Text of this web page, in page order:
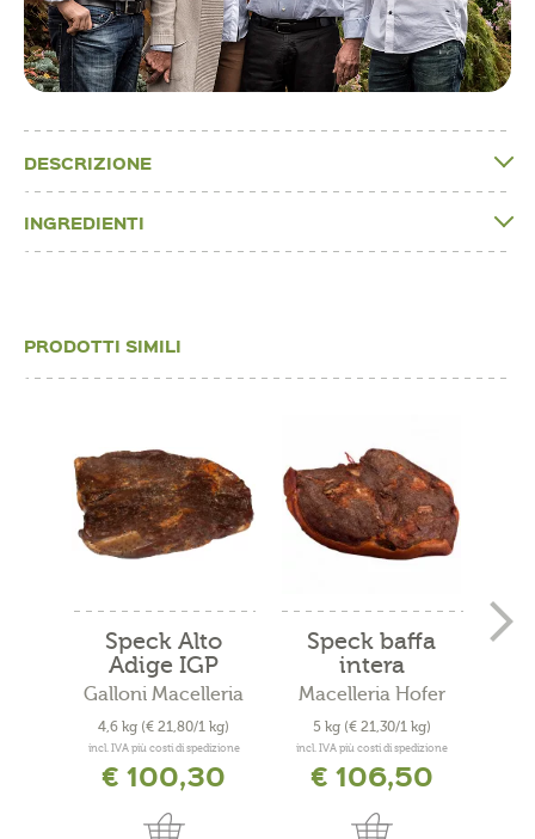
DESCRIZIONE
INGREDIENTI
PRODOTTI SIMILI
Speck Alto
Adige IGP
baffa...
Galloni Macelleria
4,6 kg (€ 21,80/1 kg)
incl. IVA più costi di spedizione
€ 100,30
Speck baffa
intera
Macelleria Hofer
5 kg (€ 21,30/1 kg)
incl. IVA più costi di spedizione
€ 106,50